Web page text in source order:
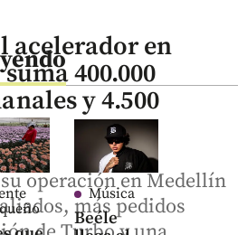
Música
Beéle
acelerador en
400.000
y 4.500
operación en Medellín
más pedidos